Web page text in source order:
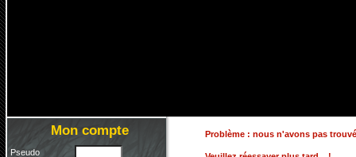
Mon compte
Pseudo
Problème : nous n'avons pas